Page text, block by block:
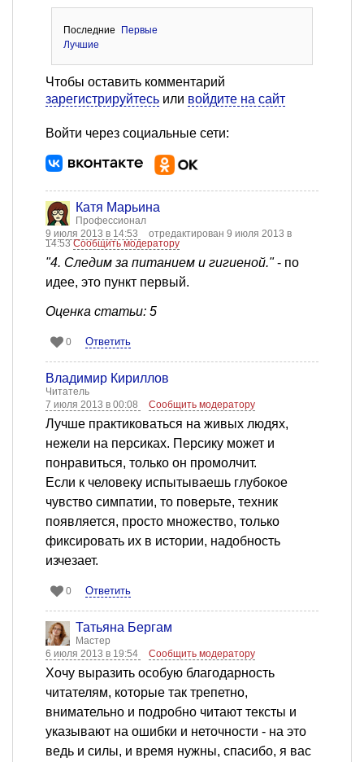
Последние
Первые
Лучшие
Чтобы оставить комментарий
зарегистрируйтесь или войдите на сайт
Войти через социальные сети:
Катя Марьина
Профессионал
9 июля 2013 в 14:53
отредактирован 9 июля 2013 в
14:53Сообщить модератору
"4. Следим за питанием и гигиеной."- по
идее, это пункт первый.
Оценка статьи: 5
0 Ответить
Владимир Кириллов
Читатель
7 июля 2013 в 00:08
Сообщить модератору
Лучше практиковаться на живых людях,
нежели на персиках. Персику может и
понравиться, только он промолчит.
Если к человеку испытываешь глубокое
чувство симпатии, то поверьте, техник
появляется, просто множество, только
фиксировать их в истории, надобность
изчезает.
0 Ответить
Татьяна Бергам
Мастер
6 июля 2013 в 19:54
Сообщить модератору
Хочу выразить особую благодарность
читателям, которые так трепетно,
внимательно и подробно читают тексты и
указывают на ошибки и неточности - на это
ведь и силы, и время нужны, спасибо, я вас